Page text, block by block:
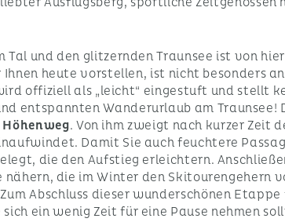
und den glitzernden Traunsee ist von
Ihnen heute vorstellen, ist nicht besonders
offiziell als „leicht“ eingestuft und stellt
entspannten Wanderurlaub am Traunsee!
. Von ihm zweigt nach kurzer Zeit
Damit Sie auch feuchtere
die den Aufstieg erleichtern.
die im Winter den Skitourengehern
Abschluss dieser wunderschönen
ein wenig Zeit für eine Pause nehmen